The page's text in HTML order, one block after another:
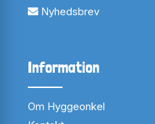
Nyhedsbrev
Information
Om Hyggeonkel